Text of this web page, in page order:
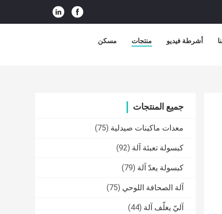
مسكن منتجات أشرطة فيديو
جميع المنتجات
معدات ماكينات صيدلية (75)
كبسولة تعبئة آلة (92)
كبسولة يعدّ آلة (79)
آلة الصحافة اللوحي (75)
آليّ يغلّف آلة (44)